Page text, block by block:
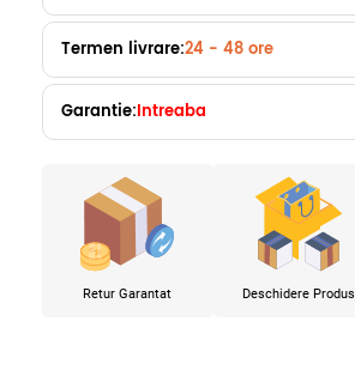
Termen livrare:24 - 48 ore
Garantie:Intreaba
Retur Garantat Deschidere Produs